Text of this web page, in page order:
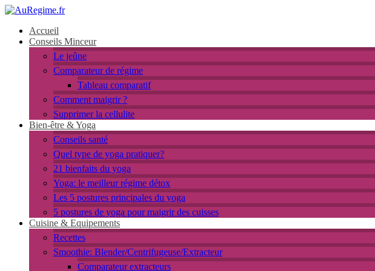
Accueil
Conseils Minceur
Le jeûne
Comparateur de régime
Tableau comparatif
Comment maigrir ?
Supprimer la cellulite
Bien-être & Yoga
Conseils santé
Quel type de yoga pratiquer?
21 bienfaits du yoga
Yoga: le meilleur régime détox
Les 5 postures principales du yoga
5 postures de yoga pour maigrir des cuisses
Cuisine & Equipements
Recettes
Smoothie: Blender/Centrifugeuse/Extracteur
Comparateur extracteurs